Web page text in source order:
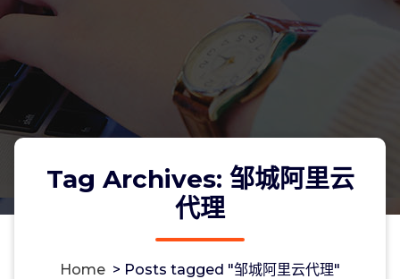
Tag Archives: 邹城阿里云
代理
Home > Posts tagged "邹城阿里云代理"